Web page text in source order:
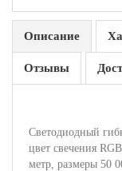
Описание
Отзывы
Светодиодный
цвет свечения
метр, размеры 50